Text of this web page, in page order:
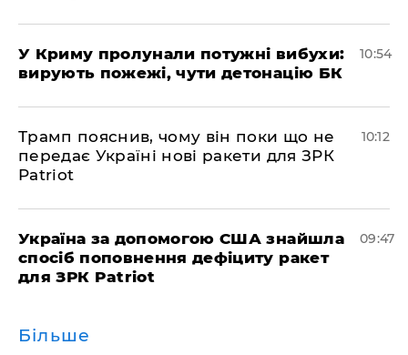
У Криму пролунали потужні вибухи:
вирують пожежі, чути детонацію БК
10:54
Трамп пояснив, чому він поки що не
передає Україні нові ракети для ЗРК
Patriot
10:12
Україна за допомогою США знайшла
спосіб поповнення дефіциту ракет
для ЗРК Patriot
09:47
Більше